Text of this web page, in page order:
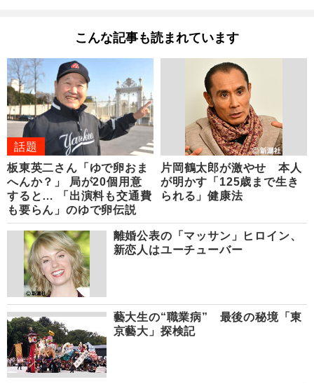
こんな記事も読まれています
話題
板東英二さん「ゆで卵おま
へんか？」 局が20個用意
すると… 「出演料も交通費
も要らん」のゆで卵伝説
片岡鶴太郎が激やせ 本人
が明かす「125歳まで生き
られる」健康法
離婚公表の「マッサン」ヒロイン、
新恋人はユーチューバー
藝大生の“職業病” 最後の秘境「東
京藝大」探検記